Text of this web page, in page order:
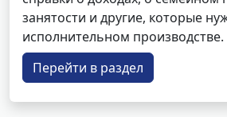
занятости и другие, которые
исполнительном производстве.
Перейти в раздел